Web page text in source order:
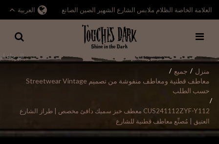
العلامة الخاصة الظلام ملابس الشارع الشهير الصين الصانع العربية
منزل / جميع /
معاطف قطنية ومعاطف منفوشة من تصميم Streetwear Vintage
حسب الطلب
/
CUS241112ZYF-Y112 معطف خبز سميك دافئ مخصص | طراز الشارع
العتيق | مُصنِّع معاطف قطنية للشارع